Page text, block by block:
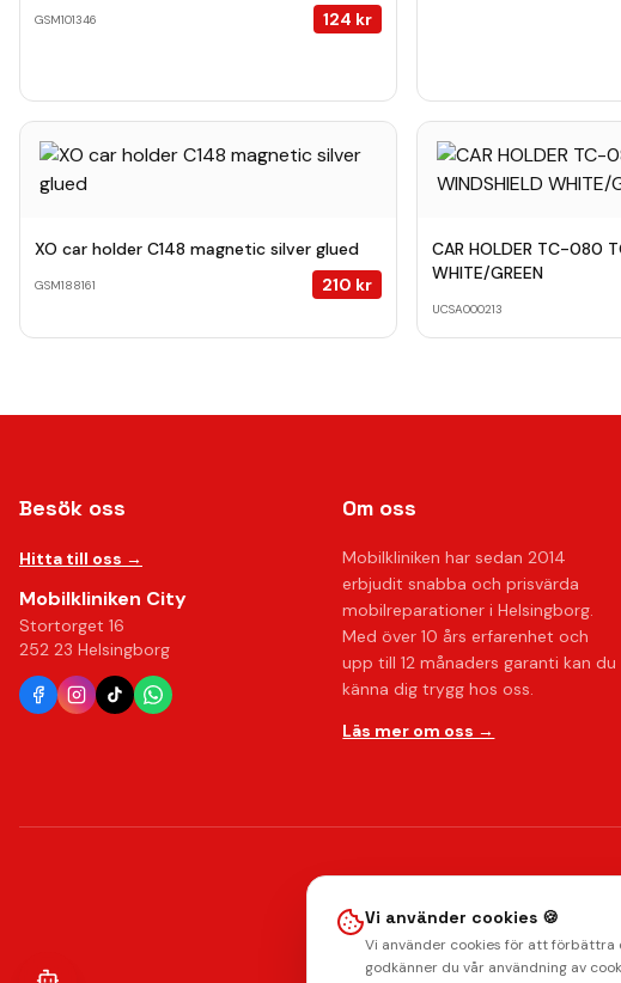
GSM101346 124 kr
XO car holder C148 magnetic silver glued
GSM188161 210 kr
CAR HOLDER TC-080
WHITE/GREEN
UCSA000213
Besök oss
Hitta till oss →
Mobilkliniken City
Stortorget 16
252 23 Helsingborg
Om oss
Mobilkliniken har sedan 2014
erbjudit snabba och prisvärda
mobilreparationer i Helsingborg.
Med över 10 års erfarenhet och
upp till 12 månaders garanti kan du
känna dig trygg hos oss.
Läs mer om oss →
Vi använder cookies 🍪
Vi använder cookies för att
godkänner du vår användning av